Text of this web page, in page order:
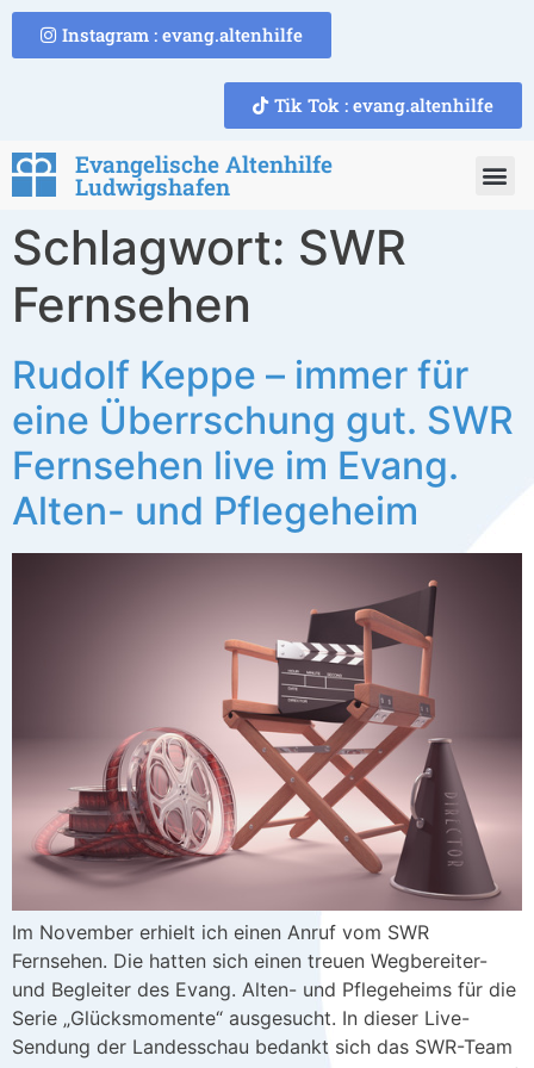
Instagram : evang.altenhilfe
Tik Tok : evang.altenhilfe
Evangelische Altenhilfe
Ludwigshafen
Schlagwort: SWR
Fernsehen
Rudolf Keppe – immer für
eine Überrschung gut. SWR
Fernsehen live im Evang.
Alten- und Pflegeheim
Im November erhielt ich einen Anruf vom SWR
Fernsehen. Die hatten sich einen treuen Wegbereiter-
und Begleiter des Evang. Alten- und Pflegeheims für die
Serie „Glücksmomente“ ausgesucht. In dieser Live-
Sendung der Landesschau bedankt sich das SWR-Team